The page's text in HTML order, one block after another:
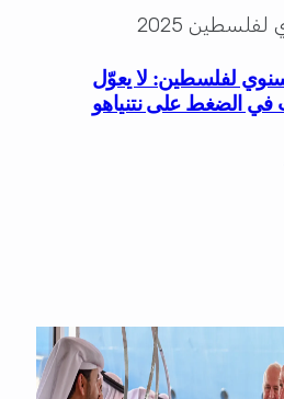
لفلسطين: لا يعوّل
في الضغط على نتنياهو